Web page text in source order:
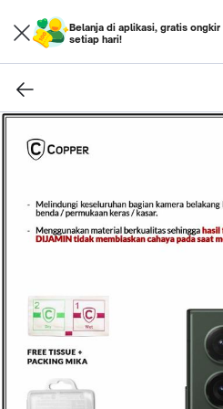
Belanja di aplikasi, gratis
setiap hari!